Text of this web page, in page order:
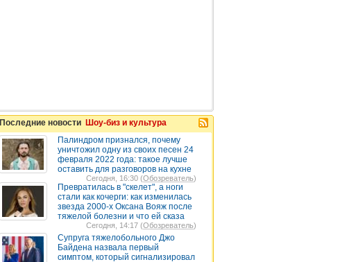
Последние новости Шоу-биз и культура
Палиндром признался, почему
уничтожил одну из своих песен 24
февраля 2022 года: такое лучше
оставить для разговоров на кухне
Сегодня, 16:30 (Обозреватель)
Превратилась в "скелет", а ноги
стали как кочерги: как изменилась
звезда 2000-х Оксана Вояж после
тяжелой болезни и что ей сказа
Сегодня, 14:17 (Обозреватель)
Супруга тяжелобольного Джо
Байдена назвала первый
симптом, который сигнализировал